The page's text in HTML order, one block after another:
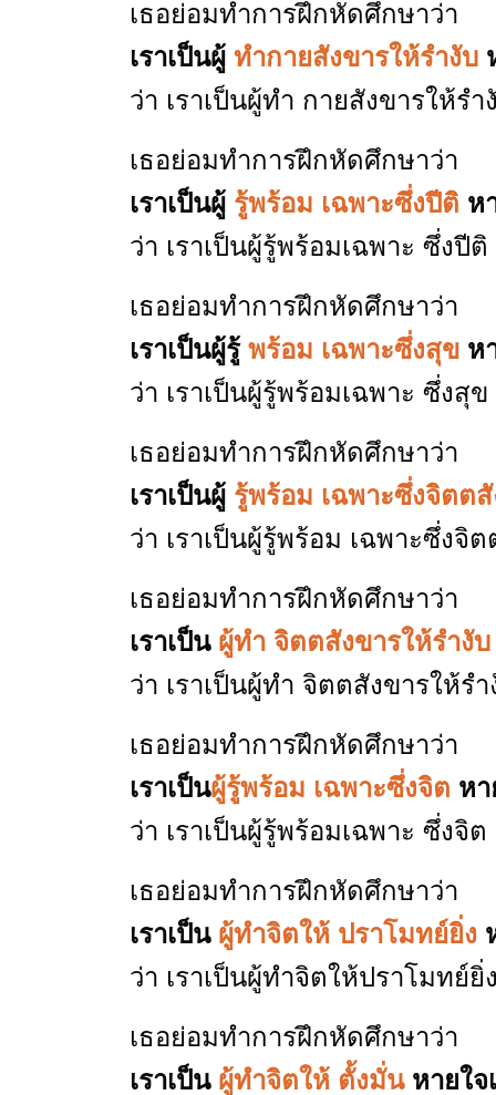
เธอย่อมทำการฝึกหัดศึกษาว่า
เราเป็นผู้ ทำกายสังขารให้รำงับ
ว่า เราเป็นผู้ทำ กายสังขารให้ร
เธอย่อมทำการฝึกหัดศึกษาว่า
เราเป็นผู้ รู้พร้อม เฉพาะซึ่งปีติ ห
ว่า เราเป็นผู้รู้พร้อมเฉพาะ ซึ่งปี
เธอย่อมทำการฝึกหัดศึกษาว่า
เราเป็นผู้รู้พร้อม เฉพาะซึ่งสุข ห
ว่า เราเป็นผู้รู้พร้อมเฉพาะ ซึ่งสุ
เธอย่อมทำการฝึกหัดศึกษาว่า
เราเป็นผู้ รู้พร้อม เฉพาะซึ่งจิตต
ว่า เราเป็นผู้รู้พร้อม เฉพาะซึ่งจิ
เธอย่อมทำการฝึกหัดศึกษาว่า
เราเป็น ผู้ทำ จิตตสังขารให้รำงับ
ว่า เราเป็นผู้ทำ จิตตสังขารให้ร
เธอย่อมทำการฝึกหัดศึกษาว่า
เราเป็นผู้รู้พร้อม เฉพาะซึ่งจิต หา
ว่า เราเป็นผู้รู้พร้อมเฉพาะ ซึ่งจิ
เธอย่อมทำการฝึกหัดศึกษาว่า
เราเป็น ผู้ทำจิตให้ ปราโมทย์ยิ่ง
ว่า เราเป็นผู้ทำจิตให้ปราโมทย์ยิ่
เธอย่อมทำการฝึกหัดศึกษาว่า
เราเป็น ผู้ทำจิตให้ ตั้งมั่น หายใจ